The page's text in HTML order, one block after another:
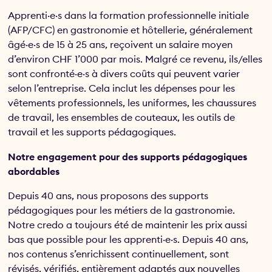
Apprenti·e·s dans la formation professionnelle initiale
(AFP/CFC) en gastronomie et hôtellerie, généralement
âgé·e·s de 15 à 25 ans, reçoivent un salaire moyen
d’environ CHF 1’000 par mois. Malgré ce revenu, ils/elles
sont confronté·e·s à divers coûts qui peuvent varier
selon l’entreprise. Cela inclut les dépenses pour les
vêtements professionnels, les uniformes, les chaussures
de travail, les ensembles de couteaux, les outils de
travail et les supports pédagogiques.
Notre engagement pour des supports pédagogiques
abordables
Depuis 40 ans, nous proposons des supports
pédagogiques pour les métiers de la gastronomie.
Notre credo a toujours été de maintenir les prix aussi
bas que possible pour les apprenti·e·s. Depuis 40 ans,
nos contenus s’enrichissent continuellement, sont
révisés, vérifiés, entièrement adaptés aux nouvelles